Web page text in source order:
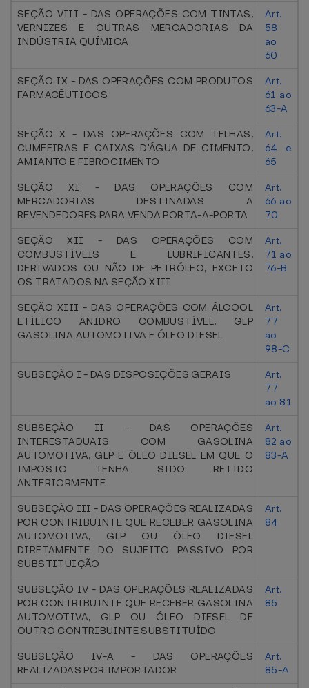
SEÇÃO VIII - DAS OPERAÇÕES COM TINTAS,
VERNIZES E OUTRAS MERCADORIAS DA
INDÚSTRIA QUÍMICA
Art.
58
ao
60
SEÇÃO IX - DAS OPERAÇÕES COM PRODUTOS
FARMACÊUTICOS
Art.
61 ao
63-A
SEÇÃO X - DAS OPERAÇÕES COM TELHAS,
CUMEEIRAS E CAIXAS D'ÁGUA DE CIMENTO,
AMIANTO E FIBROCIMENTO
Art.
64 e
65
SEÇÃO XI - DAS OPERAÇÕES COM
MERCADORIAS DESTINADAS A
REVENDEDORES PARA VENDA PORTA-A-PORTA
Art.
66 ao
70
SEÇÃO XII - DAS OPERAÇÕES COM
COMBUSTÍVEIS E LUBRIFICANTES,
DERIVADOS OU NÃO DE PETRÓLEO, EXCETO
OS TRATADOS NA SEÇÃO XIII
Art.
71 ao
76-B
SEÇÃO XIII - DAS OPERAÇÕES COM ÁLCOOL
ETÍLICO ANIDRO COMBUSTÍVEL, GLP
GASOLINA AUTOMOTIVA E ÓLEO DIESEL
Art.
77
ao
98-C
SUBSEÇÃO I - DAS DISPOSIÇÕES GERAIS
Art.
77
ao 81
SUBSEÇÃO II - DAS OPERAÇÕES
INTERESTADUAIS COM GASOLINA
AUTOMOTIVA, GLP E ÓLEO DIESEL EM QUE O
IMPOSTO TENHA SIDO RETIDO
ANTERIORMENTE
Art.
82 ao
83-A
SUBSEÇÃO III - DAS OPERAÇÕES REALIZADAS
POR CONTRIBUINTE QUE RECEBER GASOLINA
AUTOMOTIVA, GLP OU ÓLEO DIESEL
DIRETAMENTE DO SUJEITO PASSIVO POR
SUBSTITUIÇÃO
Art.
84
SUBSEÇÃO IV - DAS OPERAÇÕES REALIZADAS
POR CONTRIBUINTE QUE RECEBER GASOLINA
AUTOMOTIVA, GLP OU ÓLEO DIESEL DE
OUTRO CONTRIBUINTE SUBSTITUÍDO
Art.
85
SUBSEÇÃO IV-A - DAS OPERAÇÕES
REALIZADAS POR IMPORTADOR
Art.
85-A